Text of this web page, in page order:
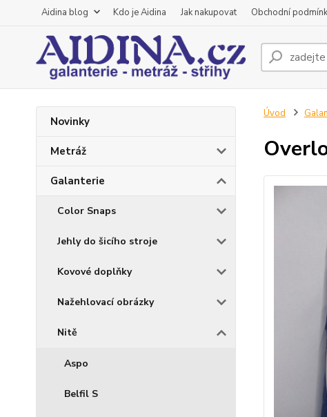
Aidina blog Kdo je Aidina Jak nakupovat Obchodní
Novinky
Metráž
Galanterie
Color Snaps
Jehly do šicího stroje
Kovové doplňky
Nažehlovací obrázky
Nitě
Aspo
Belfil S
Úvod